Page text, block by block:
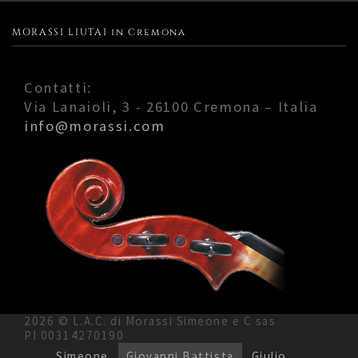
MORASSI LIUTAI in Cremona
Contatti:
Via Lanaioli, 3 - 26100 Cremona – Italia
info@morassi.com
2026 © L.A.C. di Morassi Simeone e C sas
PI 00314270190